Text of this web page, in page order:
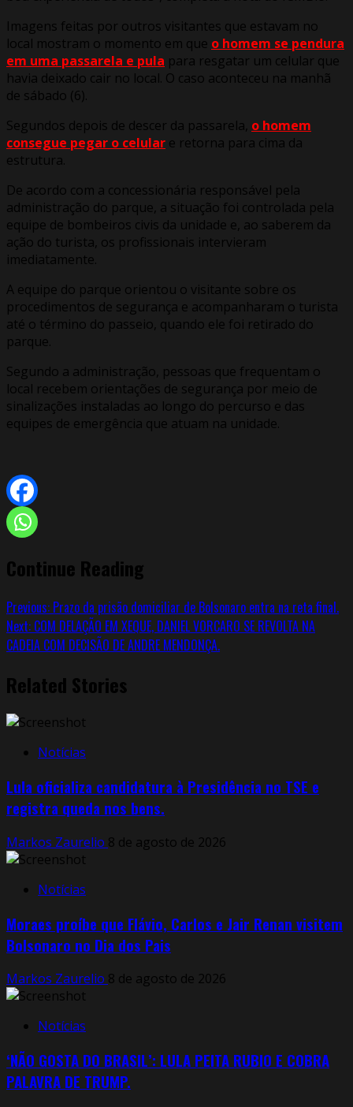
Imagens feitas por outros visitantes que estavam no
local mostram o momento em que o homem se pendura
em uma passarela e pula para resgatar um celular que
havia deixado cair no local. O caso aconteceu na manhã
de sábado (6).
Segundos depois de descer da passarela, o homem
consegue pegar o celular e retorna para cima da
estrutura.
De acordo com a concessionária responsável pela
administração do parque, a situação foi controlada pela
equipe de bombeiros civis da unidade e, ao saberem da
ação do turista, os profissionais intervieram
imediatamente.
A equipe do parque orientou o visitante sobre os
procedimentos de segurança e acompanharam o turista
até o término do passeio, quando ele foi retirado do
parque.
Segundo a administração, pessoas que frequentam o
local recebem orientações de segurança por meio de
sinalizações instaladas ao longo do percurso e das
equipes de emergência que atuam na unidade.
Continue Reading
Previous: Prazo da prisão domiciliar de Bolsonaro entra na reta final.
Next: COM DELAÇÃO EM XEQUE, DANIEL VORCARO SE REVOLTA NA
CADEIA COM DECISÃO DE ANDRE MENDONÇA.
Related Stories
Notícias
Lula oficializa candidatura à Presidência no TSE e
registra queda nos bens.
Markos Zaurelio 8 de agosto de 2026
Notícias
Moraes proíbe que Flávio, Carlos e Jair Renan visitem
Bolsonaro no Dia dos Pais
Markos Zaurelio 8 de agosto de 2026
Notícias
‘NÃO GOSTA DO BRASIL’: LULA PEITA RUBIO E COBRA
PALAVRA DE TRUMP.